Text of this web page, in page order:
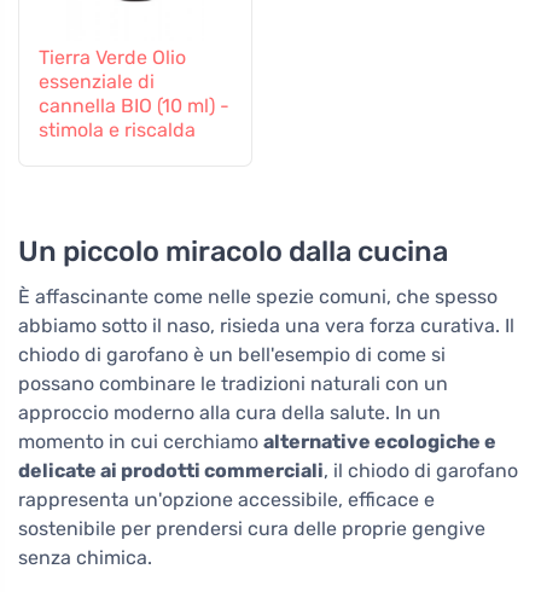
Tierra Verde Olio
essenziale di
cannella BIO (10 ml) -
stimola e riscalda
Un piccolo miracolo dalla cucina
È affascinante come nelle spezie comuni, che spesso
abbiamo sotto il naso, risieda una vera forza curativa. Il
chiodo di garofano è un bell'esempio di come si
possano combinare le tradizioni naturali con un
approccio moderno alla cura della salute. In un
momento in cui cerchiamo alternative ecologiche e
delicate ai prodotti commerciali, il chiodo di garofano
rappresenta un'opzione accessibile, efficace e
sostenibile per prendersi cura delle proprie gengive
senza chimica.